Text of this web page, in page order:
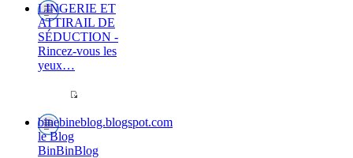
LINGERIE ET
ATTIRAIL DE
SÉDUCTION -
Rincez-vous les
yeux…
binebineblog.blogspot.com
le Blog
BinBinBlog